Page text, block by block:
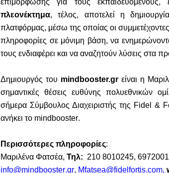
επιμόρφωσης για τους
πλεονέκτημα, τέλος, αποτελεί η
πλατφόρμας, μέσω της οποίας οι
πληροφορίες σε μόνιμη βάση, να ενημερώνονται
τους ενδιαφέρει και να αναζητούν λύσεις στα
Δημιουργός του mindbooster.gr είναι η
σημαντικές θέσεις ευθύνης πολυεθνικών
σήμερα Σύμβουλος Διαχειριστής της Fidel &
ανήκει το mindbooster.
Περισσότερες πληροφορίες:
Μαριλένα Φατσέα, Τηλ: 210 8010245,
info@mindbooster.gr, Μfatsea@fidelfortis.com,